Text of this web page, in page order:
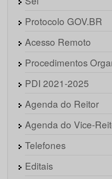
Protocolo GOV.BR
Acesso Remoto
Procedimentos
PDI 2021-2025
Agenda do Reitor
Agenda do Vice-
Telefones
Editais